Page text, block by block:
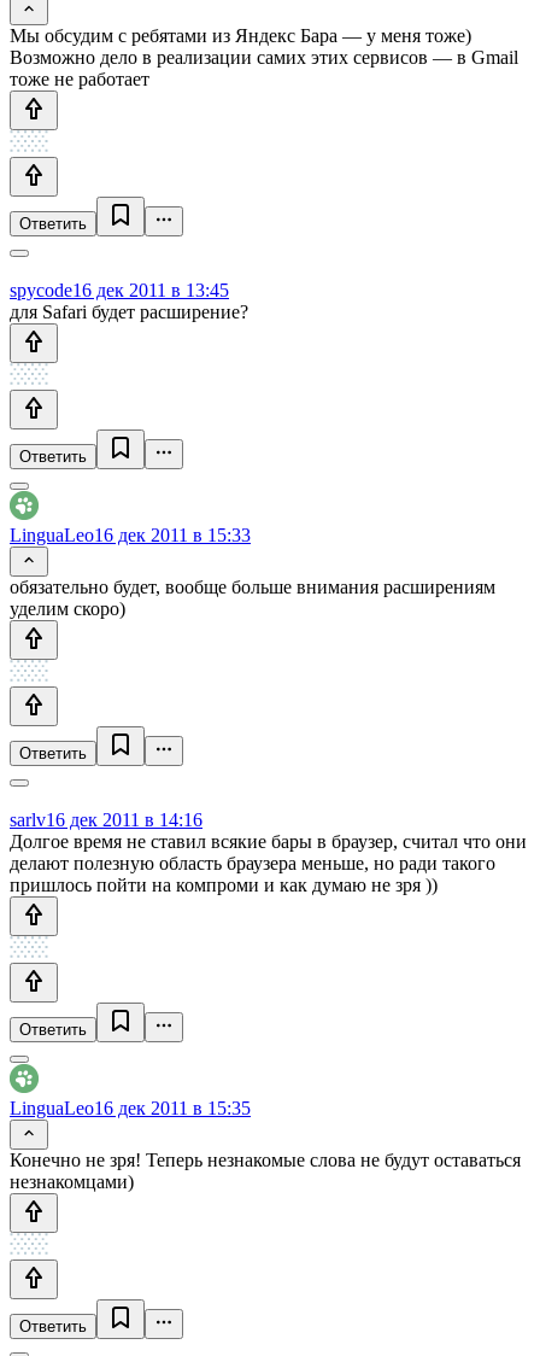
Мы обсудим с ребятами из Яндекс Бара — у меня тоже)
Возможно дело в реализации самих этих сервисов — в Gmail
тоже не работает
Ответить
spycode16 дек 2011 в 13:45
для Safari будет расширение?
Ответить
LinguaLeo16 дек 2011 в 15:33
обязательно будет, вообще больше внимания расширениям
уделим скоро)
Ответить
sarlv16 дек 2011 в 14:16
Долгое время не ставил всякие бары в браузер, считал что они
делают полезную область браузера меньше, но ради такого
пришлось пойти на компроми и как думаю не зря ))
Ответить
LinguaLeo16 дек 2011 в 15:35
Конечно не зря! Теперь незнакомые слова не будут оставаться
незнакомцами)
Ответить